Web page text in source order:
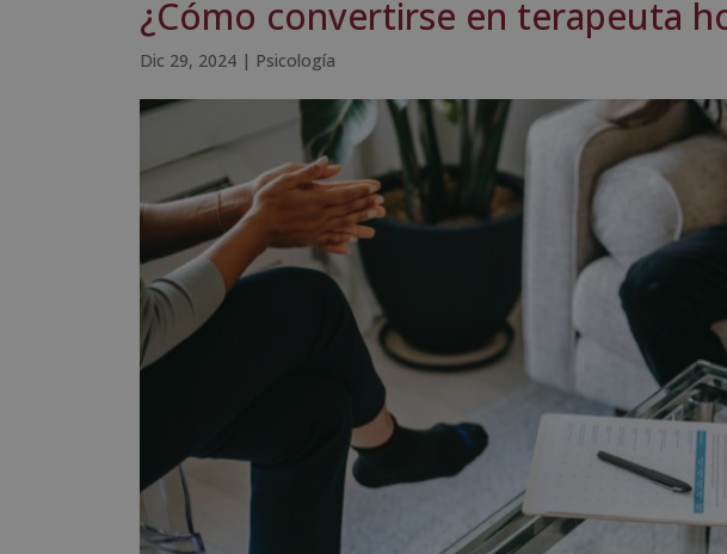
¿Cómo convertirse en terapeuta
Dic 29, 2024 | Psicología